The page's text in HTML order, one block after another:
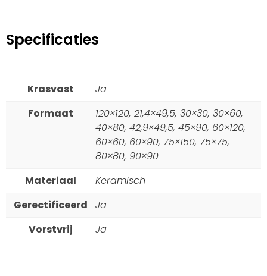
Specificaties
Krasvast
Ja
Formaat
120×120, 21,4×49,5, 30×30, 30×60,
40×80, 42,9×49,5, 45×90, 60×120,
60×60, 60×90, 75×150, 75×75,
80×80, 90×90
Materiaal
Keramisch
Gerectificeerd
Ja
Vorstvrij
Ja